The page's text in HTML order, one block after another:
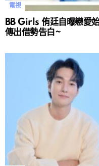
電視
BB Girls 侑廷自曝戀愛
傳出借勢告白~